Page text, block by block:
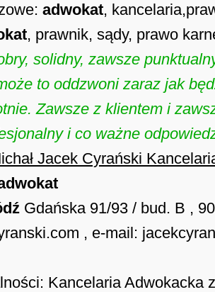
adwokat,
, prawnik, sądy, prawo
solidny, zawsze
to oddzwoni zaraz jak
Zawsze z klientem i
i co ważne
Jacek Cyrański
Gdańska 91/93 / bud. B ,
, e-mail:
Kancelaria Adwokacka